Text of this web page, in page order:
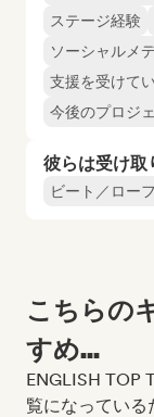
ステージ経験
ソーシャルメ
支援を受けて
今後のプロジ
彼らは受け
ビート／ロー
こちらの
すめ...
ENGLISH TOP
覧になっている